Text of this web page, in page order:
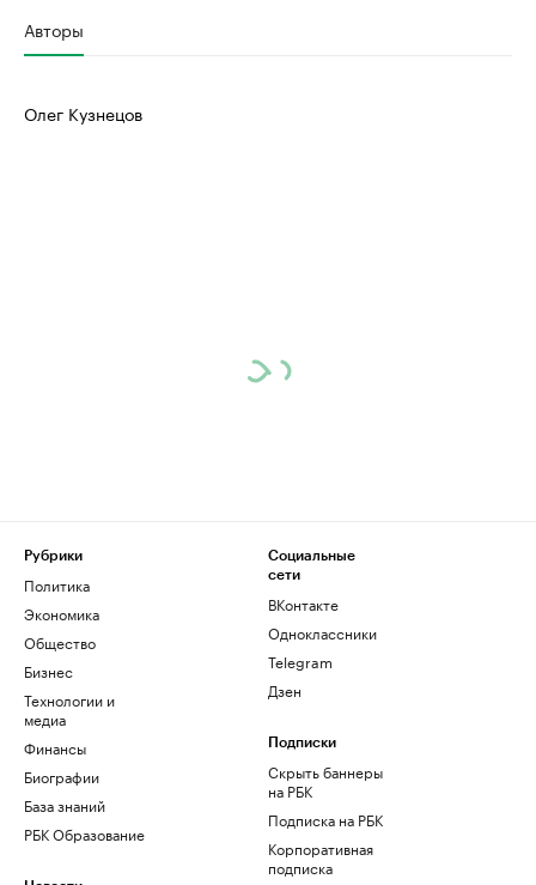
Авторы
Олег Кузнецов
Рубрики
Политика
Экономика
Общество
Бизнес
Технологии и
медиа
Финансы
Биографии
База знаний
РБК Образование
Социальные
сети
ВКонтакте
Одноклассники
Telegram
Дзен
Подписки
Скрыть баннеры
на РБК
Подписка на РБК
Корпоративная
подписка